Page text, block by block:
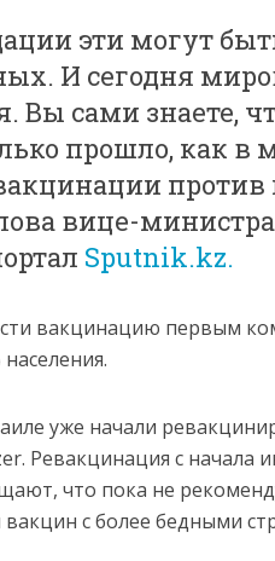
эти могут
И сегодня
Вы сами знаете,
прошло, как в
против
вице-
Sputnik.kz.
вакцинацию первым
уже начали
Ревакцинация с начала
что пока не
с более бедными